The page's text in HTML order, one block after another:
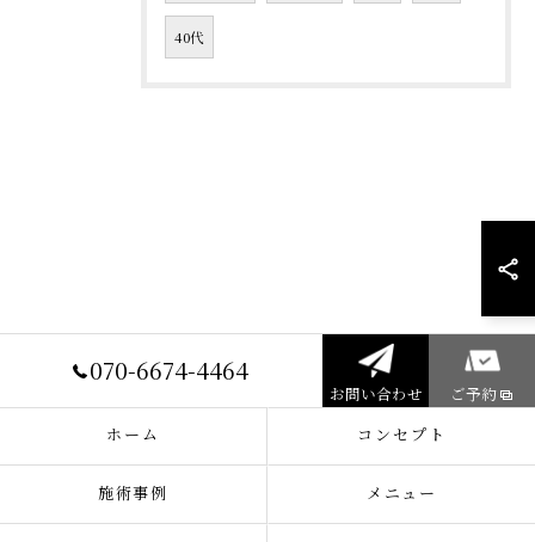
40代
070-6674-4464
お問い合わせ ご予約
ホーム コンセプト
施術事例 メニュー